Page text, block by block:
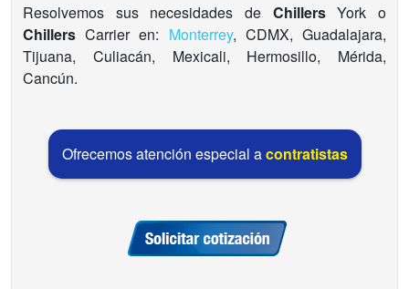
Resolvemos sus necesidades de ChillersYork o
Chillers Carrier en: Monterrey, CDMX, Guadalajara,
Tijuana, Culiacán, Mexicali, Hermosillo, Mérida,
Cancún.
Ofrecemos atención especial acontratistas